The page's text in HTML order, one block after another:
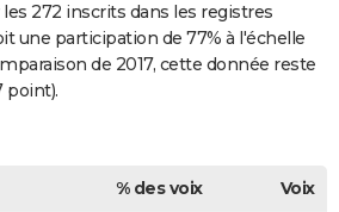
272 inscrits dans les registres
une participation de 77% à l'échelle
de 2017, cette donnée reste
point).
% des voix
Voix